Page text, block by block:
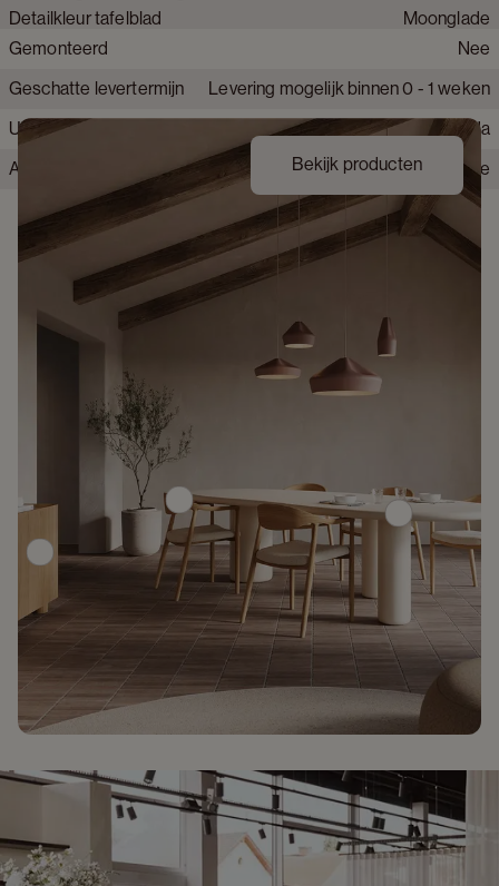
Detailkleur tafelblad
Moonglade
Krasbestendig tafelblad
Matig krasbestendig
Behandeld hout
Ja
Hittebestendig
Nee
Gemonteerd
Nee
Geschatte levertermijn
Levering mogelijk binnen 0 - 1 weken
Uit voorraad leverbaar
Ja
Alle montage gereedschap inbegrepen
Nee
Bekijk producten